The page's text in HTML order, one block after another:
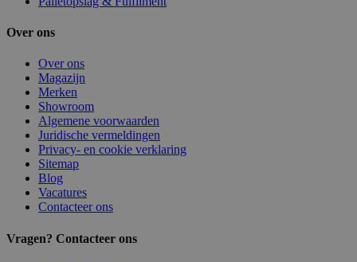
Over ons
Over ons
Magazijn
Merken
Showroom
Algemene voorwaarden
Juridische vermeldingen
Privacy- en cookie verklaring
Sitemap
Blog
Vacatures
Contacteer ons
Vragen? Contacteer ons